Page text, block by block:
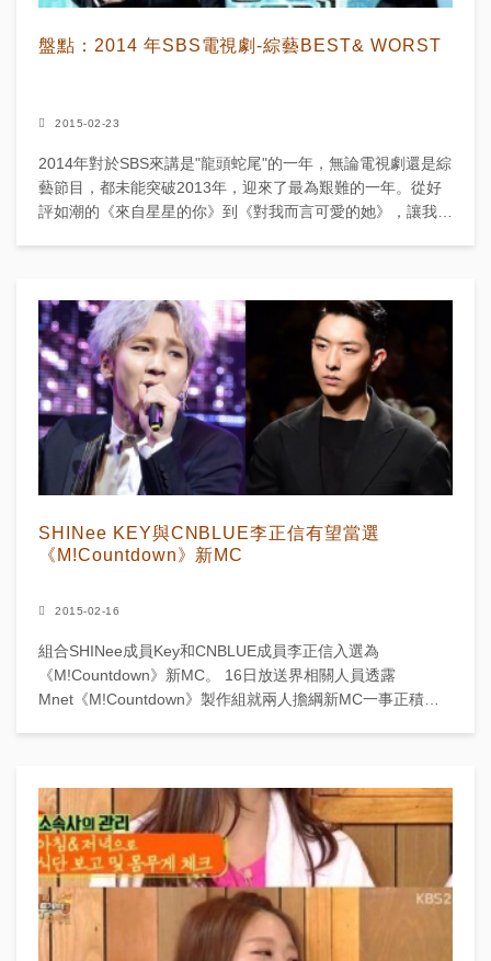
盤點：2014 年SBS電視劇-綜藝BEST& WORST
2015-02-23
2014年對於SBS來講是"龍頭蛇尾"的一年，無論電視劇還是綜
藝節目，都未能突破2013年，迎來了最為艱難的一年。從好
評如潮的《來自星星的你》到《對我而言可愛的她》，讓我們
SHINee KEY與CNBLUE李正信有望當選
《M!Countdown》新MC
2015-02-16
組合SHINee成員Key和CNBLUE成員李正信入選為
《M!Countdown》新MC。 16日放送界相關人員透露
Mnet《M!Countdown》製作組就兩人擔綱新MC一事正積極